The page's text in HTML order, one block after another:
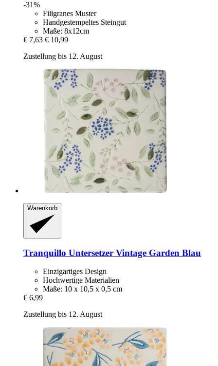
-31%
Filigranes Muster
Handgestempeltes Steingut
Maße: 8x12cm
€ 7,63 € 10,99
Zustellung bis 12. August
Warenkorb
Tranquillo Untersetzer Vintage Garden Blau
Einzigartiges Design
Hochwertige Materialien
Maße: 10 x 10,5 x 0,5 cm
€ 6,99
Zustellung bis 12. August